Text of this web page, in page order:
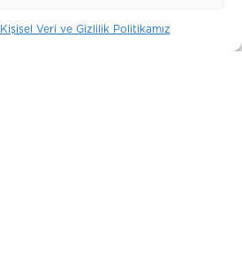
Kişisel Veri ve Gizlilik Politikamız